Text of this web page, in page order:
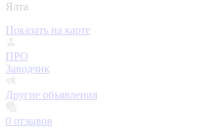
Ялта
Показать на карте
ПРО
Заводчик
Другие объявления
0 отзывов